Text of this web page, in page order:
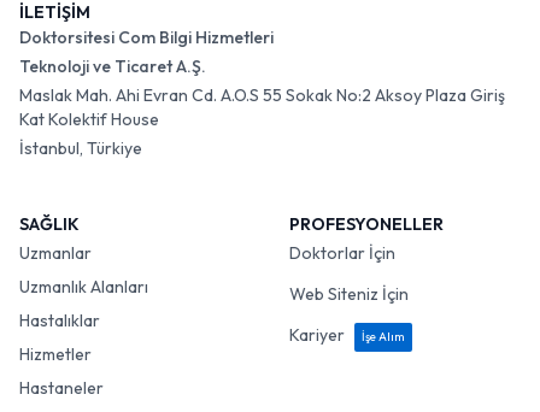
İLETİŞİM
Doktorsitesi Com Bilgi Hizmetleri
Teknoloji ve Ticaret A.Ş.
Maslak Mah. Ahi Evran Cd. A.O.S 55 Sokak No:2 Aksoy Plaza Giriş
Kat Kolektif House
İstanbul, Türkiye
SAĞLIK
Uzmanlar
Uzmanlık Alanları
Hastalıklar
Hizmetler
Hastaneler
PROFESYONELLER
Doktorlar İçin
Web Siteniz İçin
Kariyer
İşe Alım